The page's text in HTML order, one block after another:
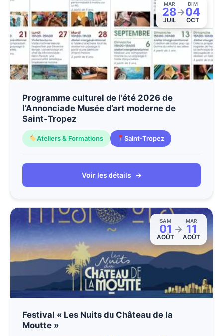
MAR
28
JUIL
→
DIM
04
OCT
Programme culturel de l’été 2026 de
l’Annonciade Musée d’art moderne de
Saint-Tropez
Ateliers & Formations Saint-Tropez
Voir les détails →
SAM
01
AOÛT
→
MAR
11
AOÛT
Festival « Les Nuits du Château de la
Moutte »